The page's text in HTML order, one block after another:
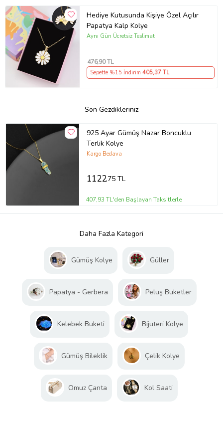
Hediye Kutusunda Kişiye Özel Açılır
Papatya Kalp Kolye
Aynı Gün Ücretsiz Teslimat
476,90 TL
Sepette %15 İndirim 405,37 TL
Son Gezdikleriniz
925 Ayar Gümüş Nazar Boncuklu
Terlik Kolye
Kargo Bedava
1122,75 TL
407,93 TL'den Başlayan Taksitlerle
Daha Fazla Kategori
Gümüş Kolye Güller
Papatya - Gerbera Peluş Buketler
Kelebek Buketi Bijuteri Kolye
Gümüş Bileklik Çelik Kolye
Omuz Çanta Kol Saati